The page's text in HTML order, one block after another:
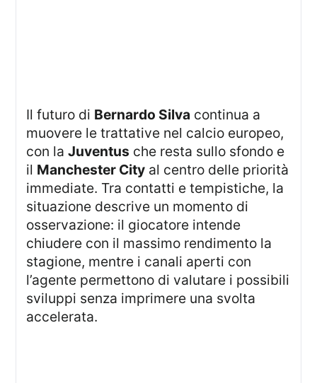
Il futuro di Bernardo Silva continua a
muovere le trattative nel calcio europeo,
con laJuventus che resta sullo sfondo e
il Manchester City al centro delle priorità
immediate. Tra contatti e tempistiche, la
situazione descrive un momento di
osservazione: il giocatore intende
chiudere con il massimo rendimento la
stagione, mentre i canali aperti con
l’agente permettono di valutare i possibili
sviluppi senza imprimere una svolta
accelerata.